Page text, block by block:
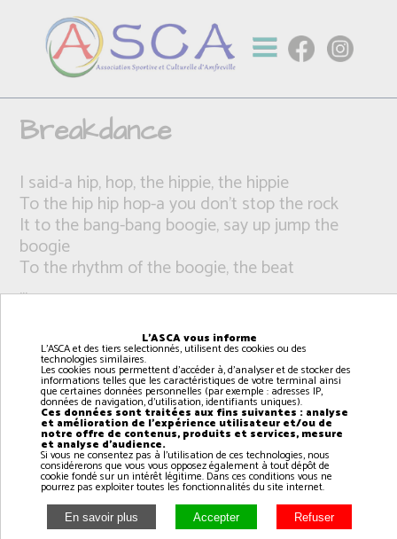
Breakdance
I said-a hip, hop, the hippie, the hippie
To the hip hip hop-a you don't stop the rock
It to the bang-bang boogie, say up jump the
boogie
To the rhythm of the boogie, the beat
...
L'ASCA vous informe
L'ASCA et des tiers selectionnés, utilisent des cookies ou des
technologies similaires.
Les cookies nous permettent d'accéder à, d'analyser et de stocker des
informations telles que les caractéristiques de votre terminal ainsi
que certaines données personnelles (par exemple : adresses IP,
données de navigation, d'utilisation, identifiants uniques).
Ces données sont traitées aux fins suivantes : analyse
et amélioration de l'expérience utilisateur et/ou de
notre offre de contenus, produits et services, mesure
et analyse d'audience.
Si vous ne consentez pas à l'utilisation de ces technologies, nous
considérerons que vous vous opposez également à tout dépôt de
cookie fondé sur un intérêt légitime. Dans ces conditions vous ne
pourrez pas exploiter toutes les fonctionnalités du site internet.